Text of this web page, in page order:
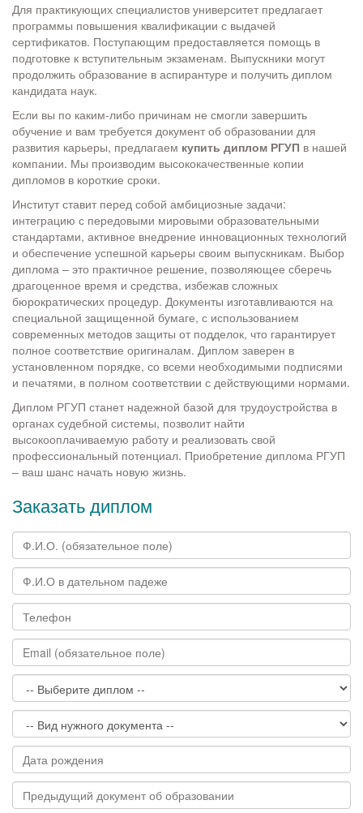
Для практикующих специалистов университет предлагает
программы повышения квалификации с выдачей
сертификатов. Поступающим предоставляется помощь в
подготовке к вступительным экзаменам. Выпускники могут
продолжить образование в аспирантуре и получить диплом
кандидата наук.
Если вы по каким-либо причинам не смогли завершить
обучение и вам требуется документ об образовании для
развития карьеры, предлагаем купить диплом РГУП в нашей
компании. Мы производим высококачественные копии
дипломов в короткие сроки.
Институт ставит перед собой амбициозные задачи:
интеграцию с передовыми мировыми образовательными
стандартами, активное внедрение инновационных технологий
и обеспечение успешной карьеры своим выпускникам. Выбор
диплома – это практичное решение, позволяющее сберечь
драгоценное время и средства, избежав сложных
бюрократических процедур. Документы изготавливаются на
специальной защищенной бумаге, с использованием
современных методов защиты от подделок, что гарантирует
полное соответствие оригиналам. Диплом заверен в
установленном порядке, со всеми необходимыми подписями
и печатями, в полном соответствии с действующими нормами.
Диплом РГУП станет надежной базой для трудоустройства в
органах судебной системы, позволит найти
высокооплачиваемую работу и реализовать свой
профессиональный потенциал. Приобретение диплома РГУП
– ваш шанс начать новую жизнь.
Заказать диплом